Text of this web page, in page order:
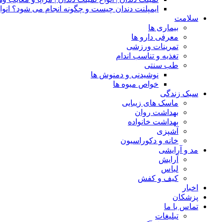
ایمپلنت دندان چیست و چگونه انجام می شود؟
سلامت
بیماری ها
معرفی دارو ها
تمرینات ورزشی
تغذیه و تناسب اندام
طب سنتی
نوشیدنی و دمنوش ها
خواص میوه ها
سبک زندگی
ماسک های زیبایی
بهداشت روان
بهداشت خانواده
آشپزی
خانه و دکوراسیون
مد و آرایشی
آرایش
لباس
کیف و کفش
اخبار
پزشکان
تماس با ما
تبلیغات